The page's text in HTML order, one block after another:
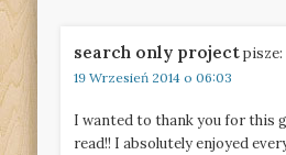
search only projectpisze:
19 Wrzesień 2014 o 06:03
I wanted to thank you for this
read!! I absolutely enjoyed